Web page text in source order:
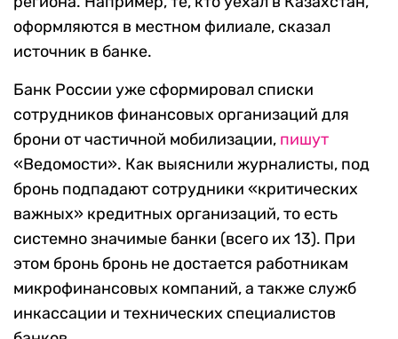
оформляются в местном филиале, сказал
источник в банке.
Банк России уже сформировал списки
сотрудников финансовых организаций для
брони от частичной мобилизации, пишут
«Ведомости». Как выяснили журналисты, под
бронь подпадают сотрудники «критических
важных» кредитных организаций, то есть
системно значимые банки (всего их 13). При
этом бронь бронь не достается работникам
микрофинансовых компаний, а также служб
инкассации и технических специалистов